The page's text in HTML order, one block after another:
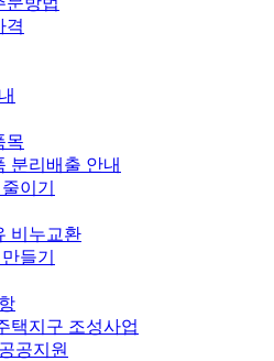
격
목
분리배출 안내
이기
비누교환
들기
택지구 조성사업
공지원